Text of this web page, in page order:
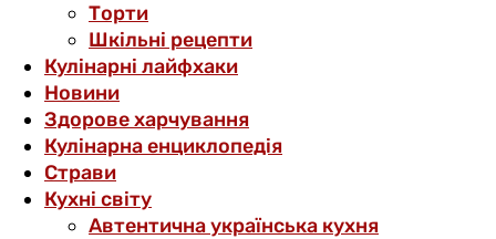
Торти
Шкільні рецепти
Кулінарні лайфхаки
Новини
Здорове харчування
Кулінарна енциклопедія
Страви
Кухні світу
Автентична українська кухня